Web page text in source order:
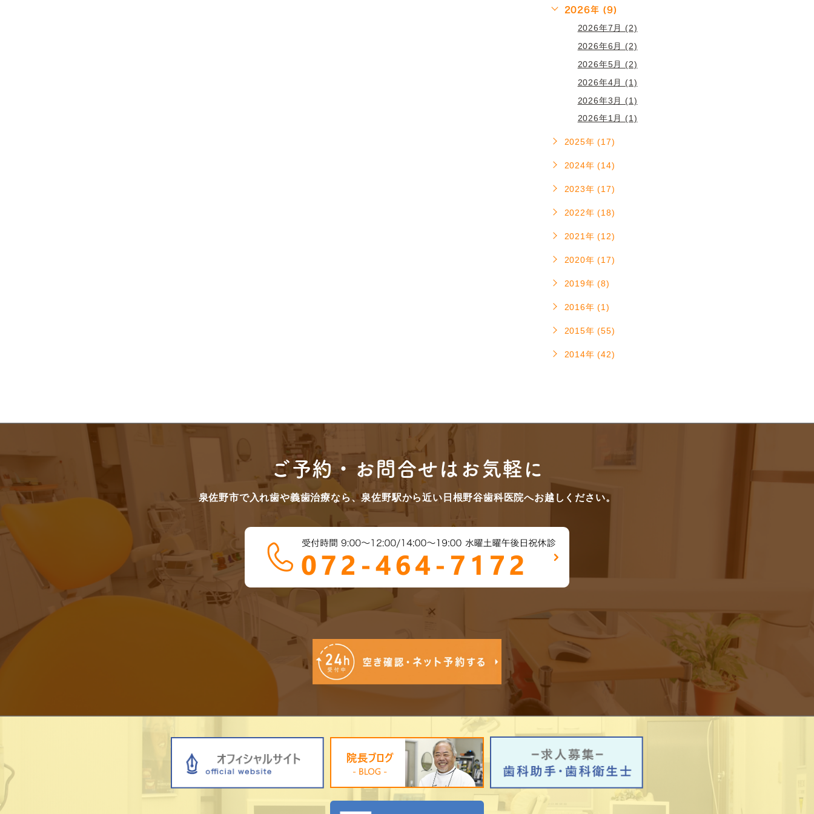
2026年 (9)
2026年7月 (2)
2026年6月 (2)
2026年5月 (2)
2026年4月 (1)
2026年3月 (1)
2026年1月 (1)
2025年 (17)
2024年 (14)
2023年 (17)
2022年 (18)
2021年 (12)
2020年 (17)
2019年 (8)
2016年 (1)
2015年 (55)
2014年 (42)
ご予約・お問合せはお気軽に
泉佐野市で入れ歯や義歯治療なら、泉佐野駅から近い日根野谷歯科医院へお越しください。